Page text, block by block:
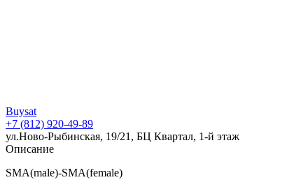
Buysat
+7 (812) 920-49-89
ул.Ново-Рыбинская, 19/21, БЦ Квартал, 1-й этаж
Описание
SMA(male)-SMA(female)